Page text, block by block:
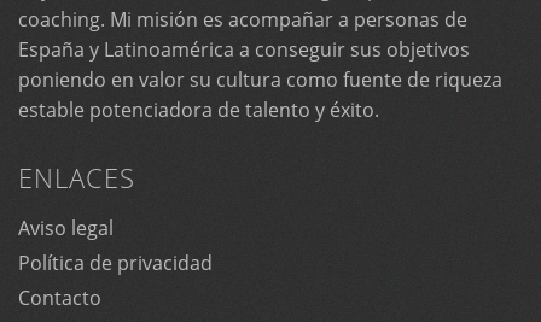
coaching. Mi misión es acompañar a personas de
España y Latinoamérica a conseguir sus objetivos
poniendo en valor su cultura como fuente de riqueza
estable potenciadora de talento y éxito.
ENLACES
Aviso legal
Política de privacidad
Contacto